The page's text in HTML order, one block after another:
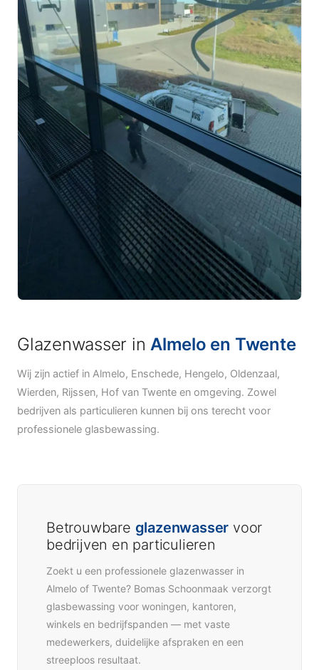
Glazenwasser in Almelo en Twente
Wij zijn actief in Almelo, Enschede, Hengelo, Oldenzaal,
Wierden, Rijssen, Hof van Twente en omgeving. Zowel
bedrijven als particulieren kunnen bij ons terecht voor
professionele glasbewassing.
Betrouwbare glazenwasser voor
bedrijven en particulieren
Zoekt u een professionele glazenwasser in
Almelo of Twente? Bomas Schoonmaak verzorgt
glasbewassing voor woningen, kantoren,
winkels en bedrijfspanden — met vaste
medewerkers, duidelijke afspraken en een
streeploos resultaat.